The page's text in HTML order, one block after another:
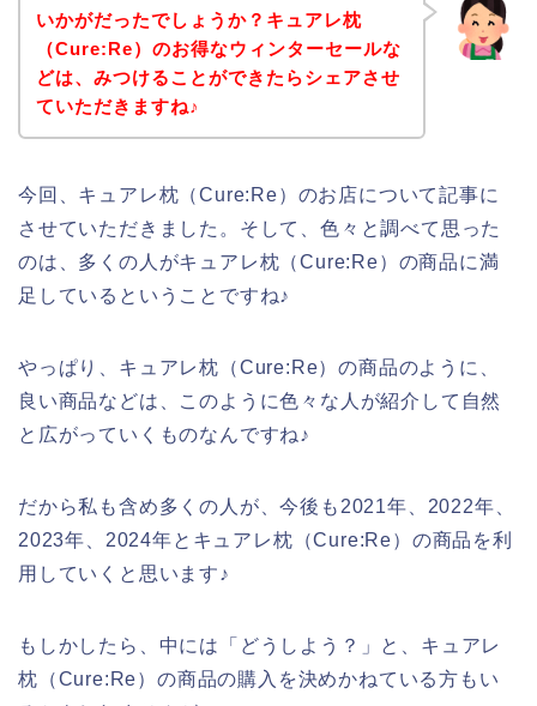
いかがだったでしょうか？キュアレ枕
（Cure:Re）のお得なウィンターセールな
どは、みつけることができたらシェアさせ
ていただきますね♪
今回、キュアレ枕（Cure:Re）のお店について記事に
させていただきました。そして、色々と調べて思った
のは、多くの人がキュアレ枕（Cure:Re）の商品に満
足しているということですね♪
やっぱり、キュアレ枕（Cure:Re）の商品のように、
良い商品などは、このように色々な人が紹介して自然
と広がっていくものなんですね♪
だから私も含め多くの人が、今後も2021年、2022年、
2023年、2024年とキュアレ枕（Cure:Re）の商品を利
用していくと思います♪
もしかしたら、中には「どうしよう？」と、キュアレ
枕（Cure:Re）の商品の購入を決めかねている方もい